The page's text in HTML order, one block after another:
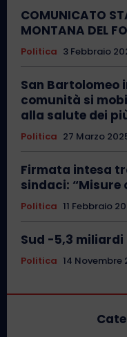
COMUNICATO
MONTANA DEL
Politica 3 Febbraio
San Bartolomeo
comunità si
alla salute dei
Politica 27 Marzo
Firmata intesa
sindaci: “Misure
Politica 11 Febbraio
Sud -5,3 miliardi
Politica 14 Novembre